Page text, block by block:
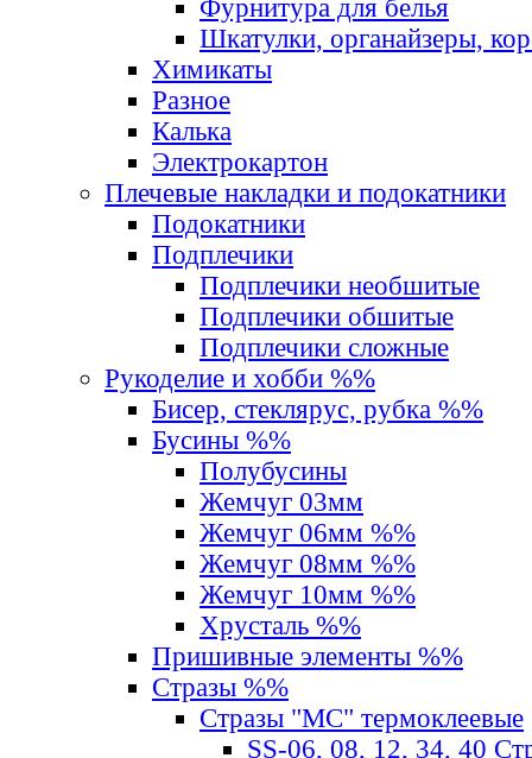
Фурнитура для белья
Шкатулки, органайзеры,
Химикаты
Разное
Калька
Электрокартон
Плечевые накладки и подокатники
Подокатники
Подплечики
Подплечики необшитые
Подплечики обшитые
Подплечики сложные
Рукоделие и хобби %%
Бисер, стеклярус, рубка %%
Бусины %%
Полубусины
Жемчуг 03мм
Жемчуг 06мм %%
Жемчуг 08мм %%
Жемчуг 10мм %%
Хрусталь %%
Пришивные элементы %%
Стразы %%
Стразы "MС" термоклеевые
SS-06, 08, 12, 34, 40